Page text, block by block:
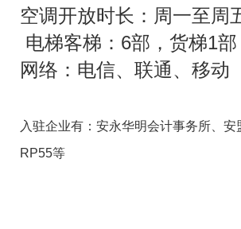
空调开放时长：周一至周
电梯客梯：6部，货梯1部
网络：电信、联通、移动
入驻企业有：安永华明会计事务所、
RP55等